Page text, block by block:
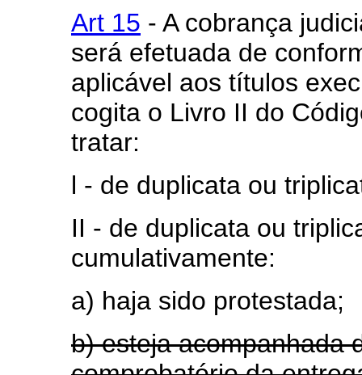
Art 15 - A cobrança
será efetuada de
aplicável aos títulos
cogita o Livro II do
tratar:
l - de duplicata ou
II - de duplicata ou
cumulativamente:
a) haja sido protestada;
b) esteja acompanhada